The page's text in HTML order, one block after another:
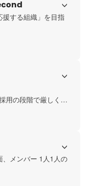
扱っています。
「ビジネスを引っ
援する組織」を目指
出された能力でしか
とえばPM部。数字
るPMもおり、各々
用の段階で厳しく見
ほど自由である分、
。自分で自分を成
を創ってしまわな
、メンバー 1人1人の